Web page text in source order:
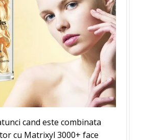
cand este combinata
cu Matrixyl 3000+ face